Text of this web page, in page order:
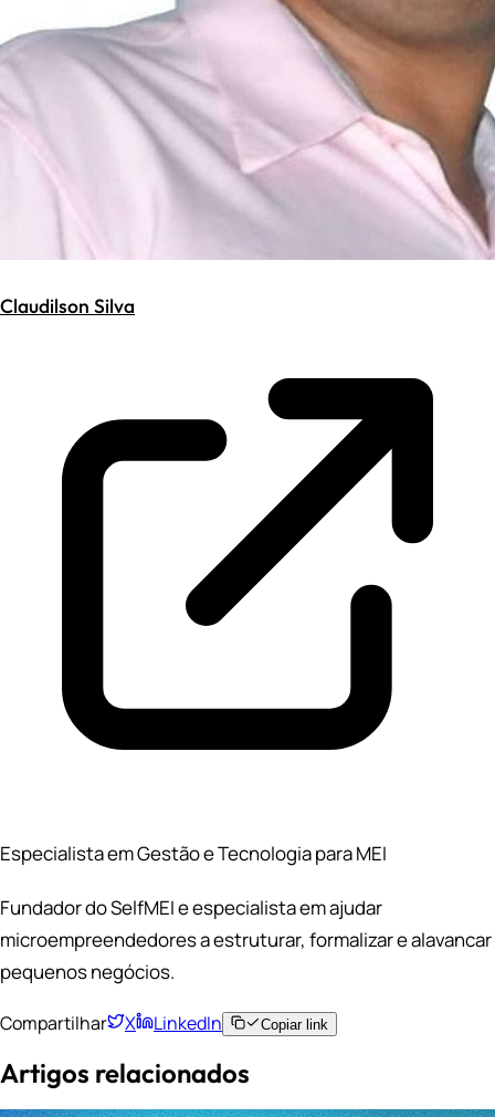
Claudilson Silva
Especialista em Gestão e Tecnologia para MEI
Fundador do SelfMEI e especialista em ajudar
microempreendedores a estruturar, formalizar e alavancar
pequenos negócios.
Compartilhar X LinkedIn Copiar link
Artigos relacionados